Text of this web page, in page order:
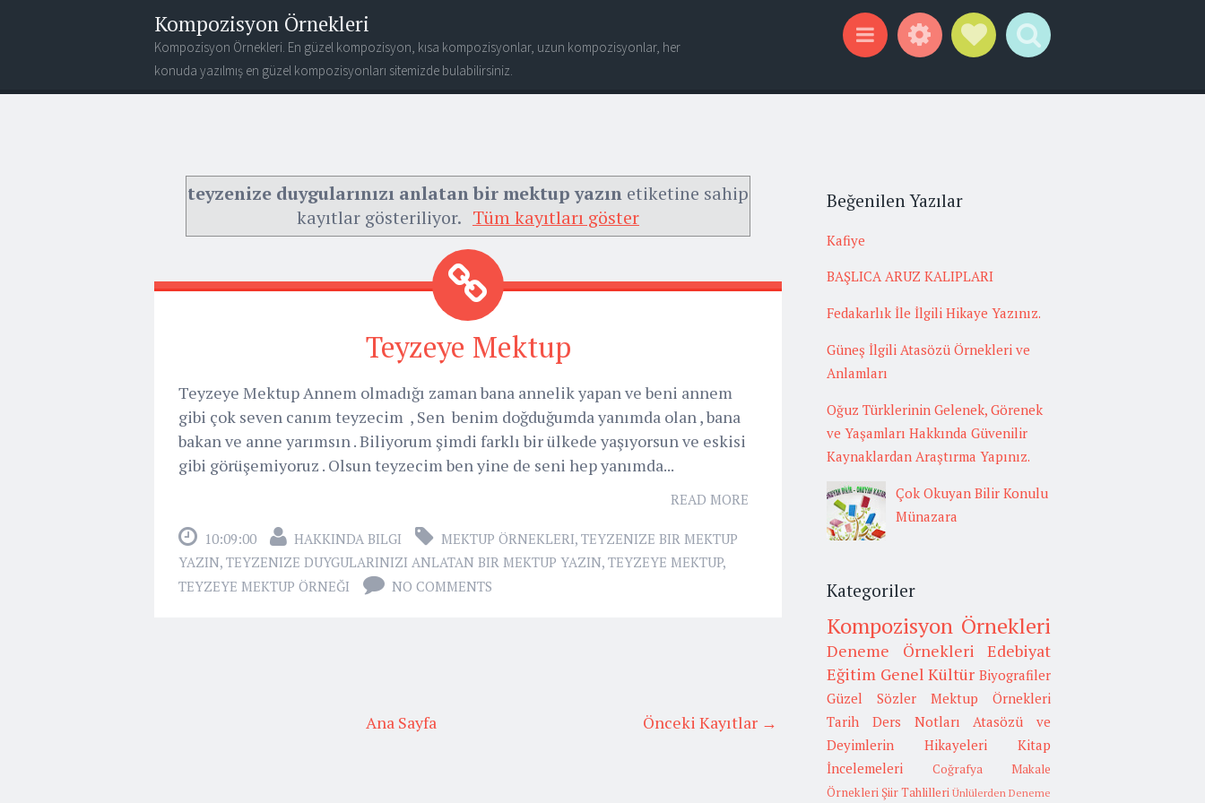
Kompozisyon Örnekleri
Kompozisyon Örnekleri. En güzel kompozisyon, kısa kompozisyonlar, uzun kompozisyonlar, her
konuda yazılmış en güzel kompozisyonları sitemizde bulabilirsiniz.
teyzenize duygularınızı anlatan bir mektup yazın etiketine sahip
kayıtlar gösteriliyor. Tüm kayıtları göster
Teyzeye Mektup
Teyzeye Mektup Annem olmadığı zaman bana annelik yapan ve beni annem
gibi çok seven canım teyzecim , Sen benim doğduğumda yanımda olan , bana
bakan ve anne yarımsın . Biliyorum şimdi farklı bir ülkede yaşıyorsun ve eskisi
gibi görüşemiyoruz . Olsun teyzecim ben yine de seni hep yanımda...
READ MORE
10:09:00 HAKKINDA BILGI MEKTUP ÖRNEKLERI, TEYZENIZE BIR MEKTUP
YAZIN, TEYZENIZE DUYGULARINIZI ANLATAN BIR MEKTUP YAZIN, TEYZEYE MEKTUP,
TEYZEYE MEKTUP ÖRNEĞI
NO COMMENTS
Önceki Kayıtlar →
Ana Sayfa
Beğenilen Yazılar
Kafiye
BAŞLICA ARUZ KALIPLARI
Fedakarlık İle İlgili Hikaye Yazınız.
Güneş İlgili Atasözü Örnekleri ve
Anlamları
Oğuz Türklerinin Gelenek, Görenek
ve Yaşamları Hakkında Güvenilir
Kaynaklardan Araştırma Yapınız.
Çok Okuyan Bilir Konulu
Münazara
Kategoriler
Kompozisyon Örnekleri
Deneme Örnekleri
Edebiyat
Eğitim Genel Kültür Biyografiler
Güzel Sözler
Mektup Örnekleri
Tarih
Ders Notları
Atasözü ve
Deyimlerin Hikayeleri
Kitap
İncelemeleri
Coğrafya
Makale
Örnekleri Şiir Tahlilleri Ünlülerden Deneme